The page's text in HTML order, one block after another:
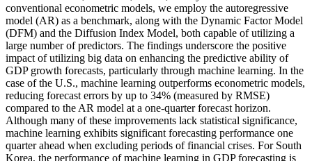
conventional econometric models, we employ the autoregressive
model (AR) as a benchmark, along with the Dynamic Factor Model
(DFM) and the Diffusion Index Model, both capable of utilizing a
large number of predictors. The findings underscore the positive
impact of utilizing big data on enhancing the predictive ability of
GDP growth forecasts, particularly through machine learning. In the
case of the U.S., machine learning outperforms econometric models,
reducing forecast errors by up to 34% (measured by RMSE)
compared to the AR model at a one-quarter forecast horizon.
Although many of these improvements lack statistical significance,
machine learning exhibits significant forecasting performance one
quarter ahead when excluding periods of financial crises. For South
Korea, the performance of machine learning in GDP forecasting is